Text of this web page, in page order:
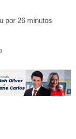
por 26 minutos